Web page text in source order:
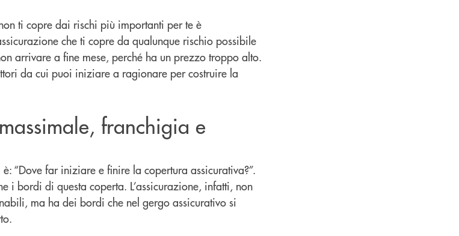
ti copre dai rischi più importanti per te è
che ti copre da qualunque rischio possibile
arrivare a fine mese, perché ha un prezzo troppo alto.
da cui puoi iniziare a ragionare per costruire la
franchigia e
“Dove far iniziare e finire la copertura assicurativa?”.
i bordi di questa coperta. L’assicurazione, infatti, non
ma ha dei bordi che nel gergo assicurativo si